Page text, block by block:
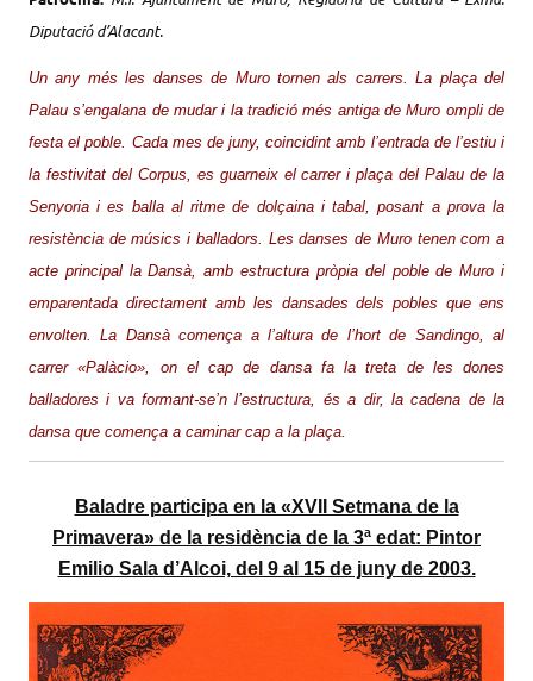
Diputació d’Alacant.
Un any més les danses de Muro tornen als carrers. La plaça del
Palau s’engalana de mudar i la tradició més antiga de Muro ompli de
festa el poble. Cada mes de juny, coincidint amb l’entrada de l’estiu i
la festivitat del Corpus, es guarneix el carrer i plaça del Palau de la
Senyoria i es balla al ritme de dolçaina i tabal, posant a prova la
resistència de músics i balladors. Les danses de Muro tenen com a
acte principal la Dansà, amb estructura pròpia del poble de Muro i
emparentada directament amb les dansades dels pobles que ens
envolten. La Dansà comença a l’altura de l’hort de Sandingo, al
carrer «Palàcio», on el cap de dansa fa la treta de les dones
balladores i va formant-se’n l’estructura, és a dir, la cadena de la
dansa que comença a caminar cap a la plaça.
Baladre participa en la «XVII Setmana de la
Primavera» de la residència de la 3ª edat: Pintor
Emilio Sala d’Alcoi, del 9 al 15 de juny de 2003.